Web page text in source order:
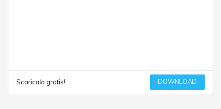
Scaricalo gratis! DOWNLOAD